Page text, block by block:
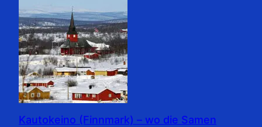
Kautokeino (Finnmark) – wo die Samen